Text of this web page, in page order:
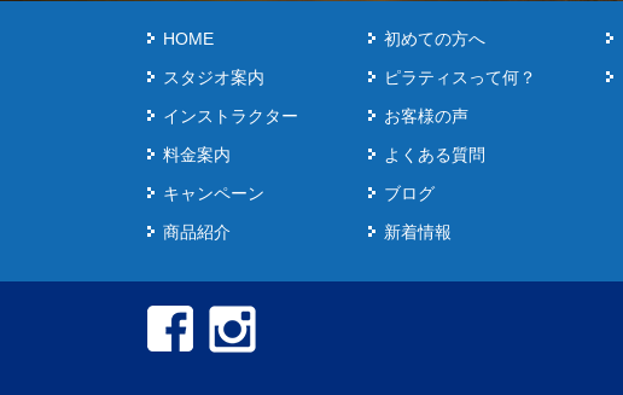
HOME
スタジオ案内
インストラクター
料金案内
キャンペーン
商品紹介
初めての方へ
ピラティスって何？
お客様の声
よくある質問
ブログ
新着情報